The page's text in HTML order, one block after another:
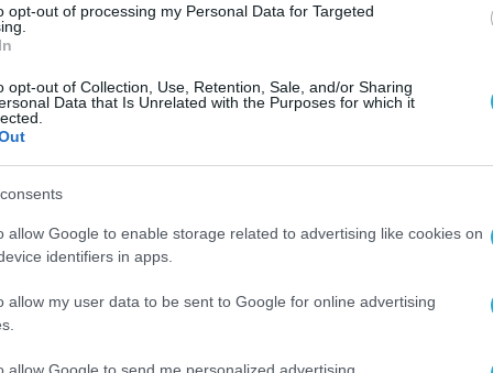
opt-out of processing my Personal Data for Targeted
opt-out of Collection, Use, Retention, Sale, and/or Sharing
Data that Is Unrelated with the Purposes for which it
allow Google to enable storage related to advertising like cookies on
identifiers in apps.
allow my user data to be sent to Google for online advertising
allow Google to send me personalized advertising.
ΤΗΛΕΠΙΚΟΙΝΩΝΙΕΣ
Οι συνδρομητές της COSMOTE
από 1η Οκτωβρίου 2020, θα
λαμβάνουν μειωμένους
λογαριασμούς
01.10.2020